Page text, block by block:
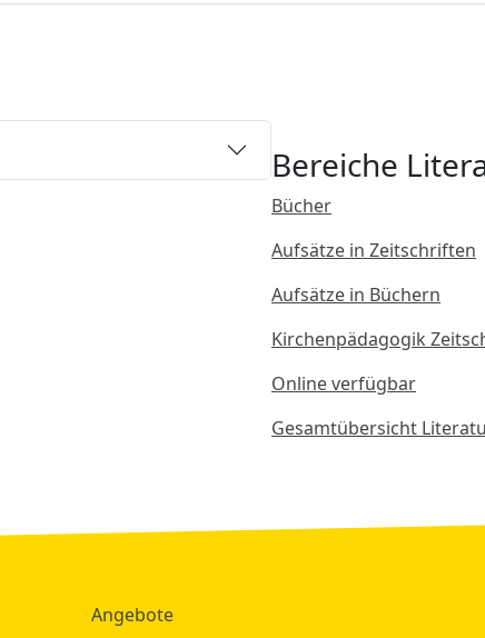
Bereiche
Bücher
Aufsätze in Zeitschriften
Aufsätze in Büchern
Kirchenpädagogik
Online verfügbar
Gesamtübersicht
Angebote